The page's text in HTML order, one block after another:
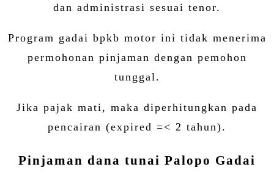
dan administrasi sesuai tenor.
Program gadai bpkb motor ini tidak menerima
permohonan pinjaman dengan pemohon
tunggal.
Jika pajak mati, maka diperhitungkan pada
pencairan (expired =< 2 tahun).
Pinjaman dana tunai Palopo Gadai